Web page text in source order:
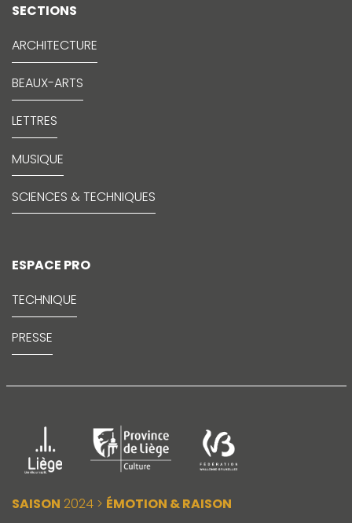
SECTIONS
ARCHITECTURE
BEAUX-ARTS
LETTRES
MUSIQUE
SCIENCES & TECHNIQUES
ESPACE PRO
TECHNIQUE
PRESSE
SAISON 2024 > ÉMOTION & RAISON